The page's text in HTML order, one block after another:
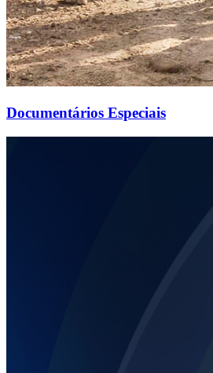
Documentários Especiais